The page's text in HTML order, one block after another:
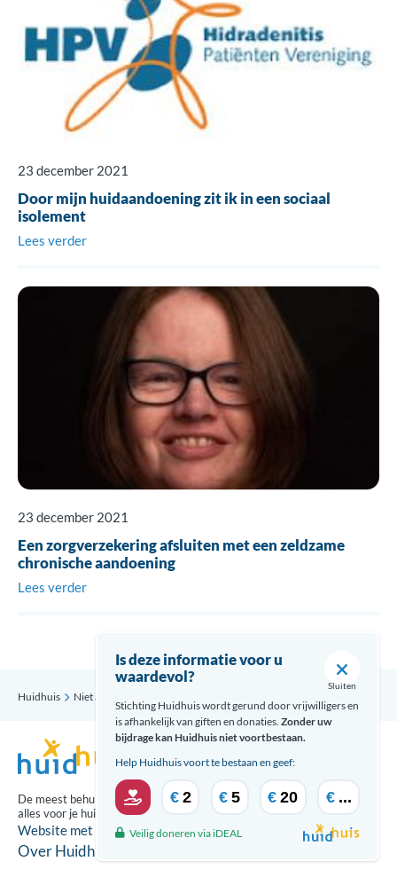
23 december 2021
Door mijn huidaandoening zit ik in een sociaal
isolement
Lees verder
23 december 2021
Een zorgverzekering afsluiten met een zeldzame
chronische aandoening
Lees verder
Huidhuis Niet alles is wat het lijkt
De meest behulpzame updates over
alles voor je huid ontvang je via:
Website met zorg gecreeërd door
Over Huidhuis
Is deze informatie voor u
waardevol?
Sluiten
Stichting Huidhuis wordt gerund door vrijwilligers en
is afhankelijk van giften en donaties. Zonder uw
bijdrage kan Huidhuis niet voortbestaan.
Help Huidhuis voort te bestaan en geef:
€ 2 € 5 € 20 € ...
Veilig doneren via iDEAL